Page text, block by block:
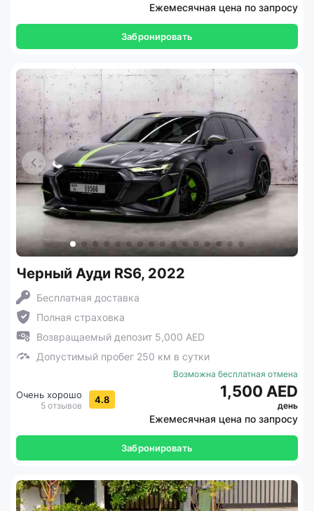
Ежемесячная цена по запросу
Забронировать
Черный Ауди RS6, 2022
Бесплатная доставка
Полная страховка
Возвращаемый депозит 5,000 AED
Допустимый пробег 250 км в сутки
Очень хорошо
5 отзывов 4.8
Возможна бесплатная отмена
1,500 AED
день
Ежемесячная цена по запросу
Забронировать